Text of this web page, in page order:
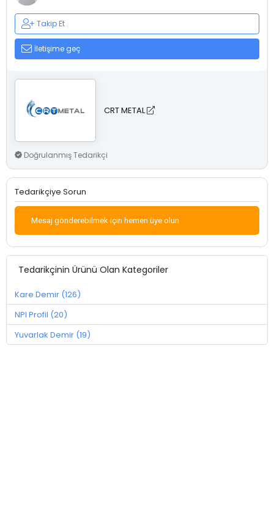
Takip Et
İletişime geç
CRT METAL
Doğrulanmış Tedarikçi
Tedarikçiye Sorun
Mesaj gönderebilmek için hemen üye olun
Tedarikçinin Ürünü Olan Kategoriler
Kare Demir (126)
NPI Profil (20)
Yuvarlak Demir (19)